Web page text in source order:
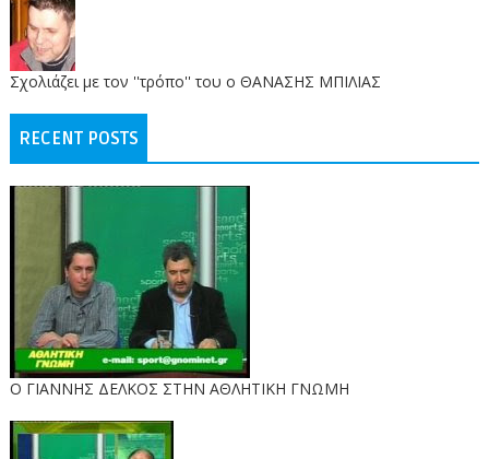
Σχολιάζει με τον ''τρόπο'' του ο ΘΑΝΑΣΗΣ ΜΠΙΛΙΑΣ
RECENT POSTS
Ο ΓΙΑΝΝΗΣ ΔΕΛΚΟΣ ΣΤΗΝ ΑΘΛΗΤΙΚΗ ΓΝΩΜΗ